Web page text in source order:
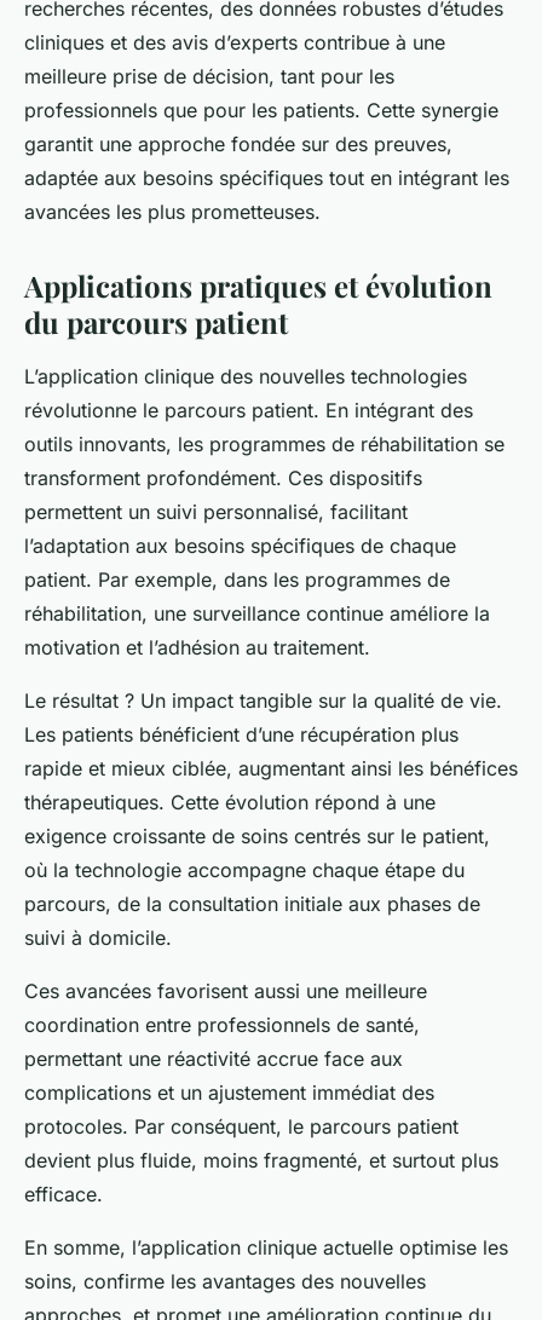
recherches récentes, des données robustes d’études
cliniques et des avis d’experts contribue à une
meilleure prise de décision, tant pour les
professionnels que pour les patients. Cette synergie
garantit une approche fondée sur des preuves,
adaptée aux besoins spécifiques tout en intégrant les
avancées les plus prometteuses.
Applications pratiques et évolution
du parcours patient
L’application clinique des nouvelles technologies
révolutionne le parcours patient. En intégrant des
outils innovants, les programmes de réhabilitation se
transforment profondément. Ces dispositifs
permettent un suivi personnalisé, facilitant
l’adaptation aux besoins spécifiques de chaque
patient. Par exemple, dans les programmes de
réhabilitation, une surveillance continue améliore la
motivation et l’adhésion au traitement.
Le résultat ? Un impact tangible sur la qualité de vie.
Les patients bénéficient d’une récupération plus
rapide et mieux ciblée, augmentant ainsi les bénéfices
thérapeutiques. Cette évolution répond à une
exigence croissante de soins centrés sur le patient,
où la technologie accompagne chaque étape du
parcours, de la consultation initiale aux phases de
suivi à domicile.
Ces avancées favorisent aussi une meilleure
coordination entre professionnels de santé,
permettant une réactivité accrue face aux
complications et un ajustement immédiat des
protocoles. Par conséquent, le parcours patient
devient plus fluide, moins fragmenté, et surtout plus
efficace.
En somme, l’application clinique actuelle optimise les
soins, confirme les avantages des nouvelles